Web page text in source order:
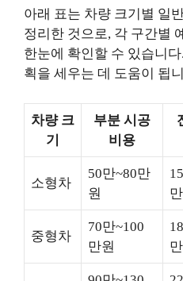
아래 표는 차량 크기별 일
정리한 것으로, 각 구간별
한눈에 확인할 수 있습니
획을 세우는 데 도움이 됩
차량 크
기
부분 시공
비용
소형차
50만~80만
원
중형차
70만~100
만원